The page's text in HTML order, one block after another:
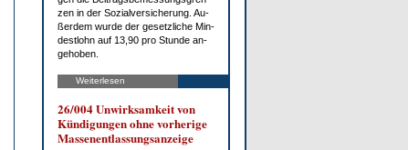
zen in der So­zi­al­ver­si­che­rung. Au­
ßer­dem wur­de der ge­setz­li­che Min­
dest­lohn auf 13,90 pro St­un­de an­
ge­ho­ben.
Weiterlesen
26/004 Un­wirk­sam­keit von
Kün­di­gun­gen oh­ne vor­he­ri­ge
Mas­sen­ent­las­sungs­an­zei­ge